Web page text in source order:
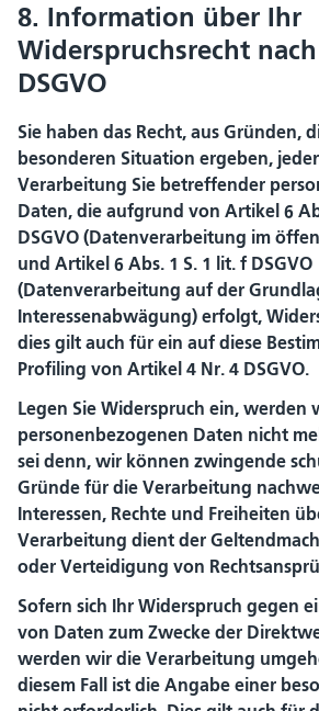
8. Information über Ihr
Widerspruchsrecht
DSGVO
Sie haben das Recht, aus Gründen,
besonderen Situation ergeben,
Verarbeitung Sie betreffender
Daten, die aufgrund von Artikel 6
DSGVO (Datenverarbeitung im
und Artikel 6 Abs. 1 S. 1 lit. f DSGVO
(Datenverarbeitung auf der
Interessenabwägung) erfolgt,
dies gilt auch für ein auf diese
Profiling von Artikel 4 Nr. 4 DSGVO.
Legen Sie Widerspruch ein, werden
personenbezogenen Daten nicht
sei denn, wir können zwingende
Gründe für die Verarbeitung
Interessen, Rechte und Freiheiten
Verarbeitung dient der
oder Verteidigung von
Sofern sich Ihr Widerspruch gegen
von Daten zum Zwecke der
werden wir die Verarbeitung
diesem Fall ist die Angabe einer